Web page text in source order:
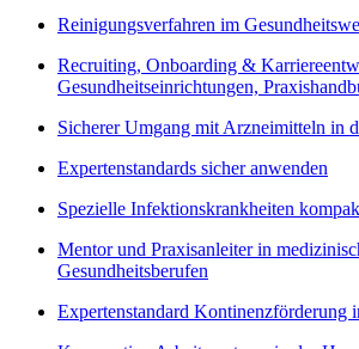
Reinigungsverfahren im
Recruiting, Onboarding &
Gesundheitseinrichtungen,
Sicherer Umgang mit Arzneimitteln in
Expertenstandards sicher anwenden
Spezielle Infektionskrankheiten
Mentor und Praxisanleiter in
Gesundheitsberufen
Expertenstandard Kontinenzförderung